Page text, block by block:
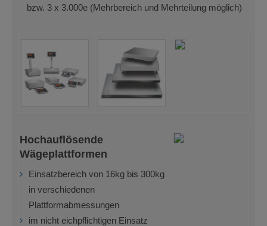
bzw. 3 x 3.000e (Mehrbereich und Mehrteilung möglich)
Hochauflösende
Wägeplattformen
Einsatzbereich von 16kg bis 300kg
in verschiedenen
Plattformabmessungen
im nicht eichpflichtigen Einsatz